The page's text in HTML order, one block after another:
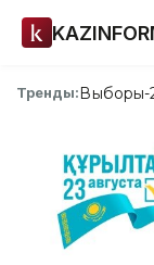
Тренды:Выборы-